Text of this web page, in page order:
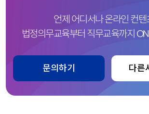
언제 어디서나 온라인 컨
법정의무교육부터 직무교육까지
문의하기 다른